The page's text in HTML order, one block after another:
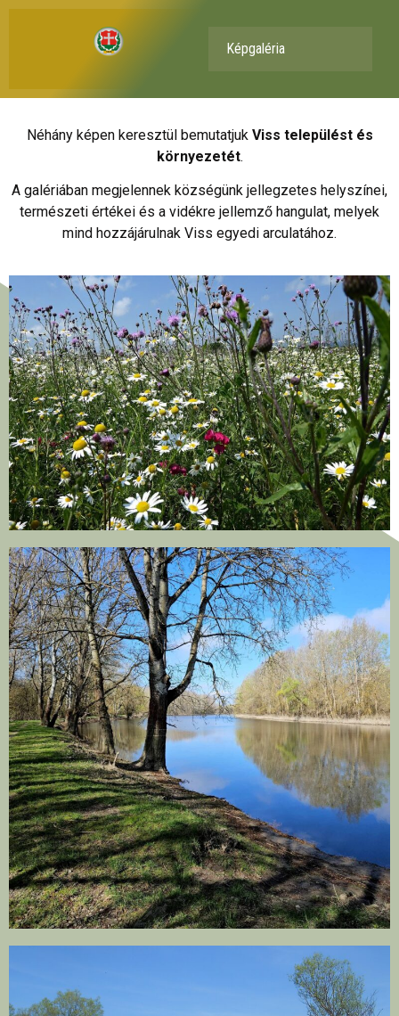
Képgaléria
Néhány képen keresztül bemutatjuk Viss települést és
környezetét.
A galériában megjelennek községünk jellegzetes helyszínei,
természeti értékei és a vidékre jellemző hangulat, melyek
mind hozzájárulnak Viss egyedi arculatához.